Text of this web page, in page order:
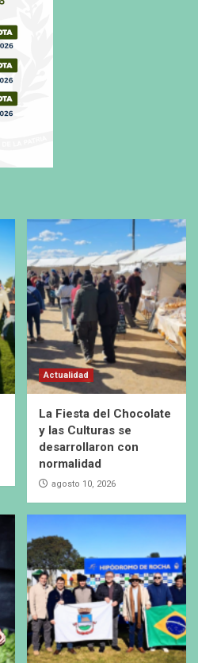
Actualidad
La Fiesta del Chocolate
y las Culturas se
desarrollaron con
normalidad
agosto 10, 2026